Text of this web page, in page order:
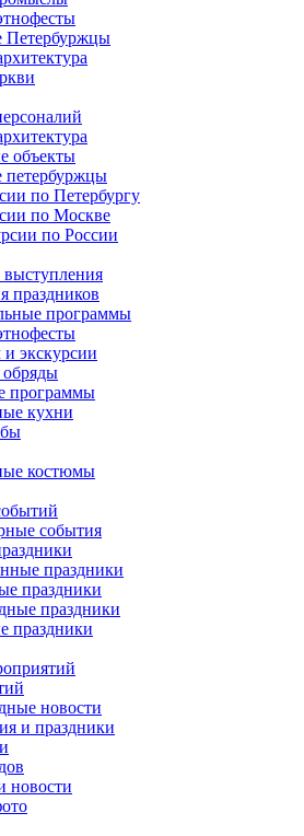
Петербуржцы
объекты
петербуржцы
по Петербургу
по Москве
по России
праздников
программы
экскурсии
программы
кухни
костюмы
события
праздники
праздники
праздники
праздники
новости
и праздники
новости